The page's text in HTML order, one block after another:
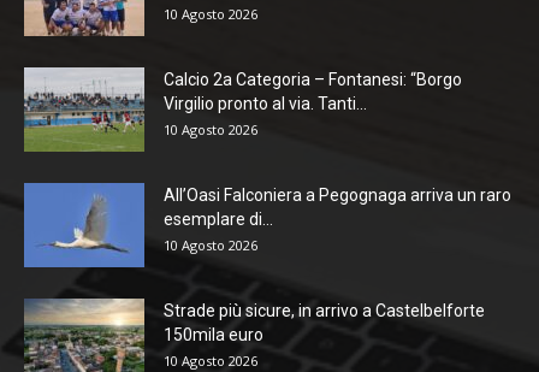
10 Agosto 2026
Calcio 2a Categoria – Fontanesi: “Borgo
Virgilio pronto al via. Tanti...
10 Agosto 2026
All’Oasi Falconiera a Pegognaga arriva un raro
esemplare di...
10 Agosto 2026
Strade più sicure, in arrivo a Castelbelforte
150mila euro
10 Agosto 2026